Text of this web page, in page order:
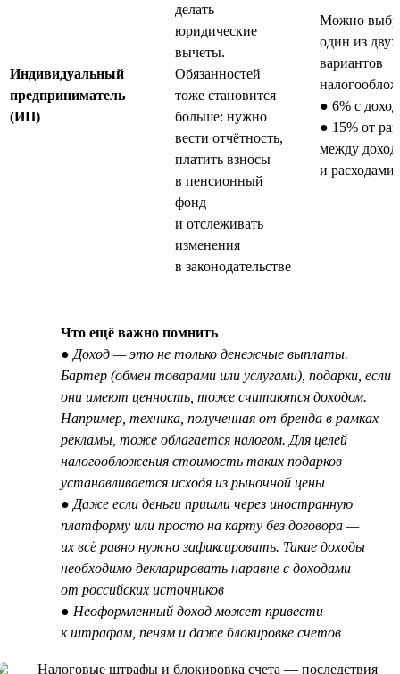
Индивидуальный
предприниматель
(ИП)
делать
юридические
вычеты.
Обязанностей
тоже становится
больше: нужно
вести отчётность,
платить взносы
в пенсионный
фонд
и отслеживать
изменения
в законодательстве
Можно
один из двух
вариантов
● 6% с
● 15% от
между
и расходами
Что ещё важно помнить
● Доход — это не только денежные выплаты.
Бартер (обмен товарами или услугами), подарки, если
они имеют ценность, тоже считаются доходом.
Например, техника, полученная от бренда в рамках
рекламы, тоже облагается налогом. Для целей
налогообложения стоимость таких подарков
устанавливается исходя из рыночной цены
● Даже если деньги пришли через иностранную
платформу или просто на карту без договора —
их всё равно нужно зафиксировать. Такие доходы
необходимо декларировать наравне с доходами
от российских источников
● Неоформленный доход может привести
к штрафам, пеням и даже блокировке счетов